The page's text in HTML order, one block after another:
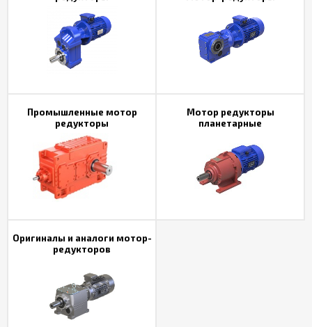
Промышленные мотор
редукторы
Мотор редукторы
планетарные
Оригиналы и аналоги мотор-
редукторов